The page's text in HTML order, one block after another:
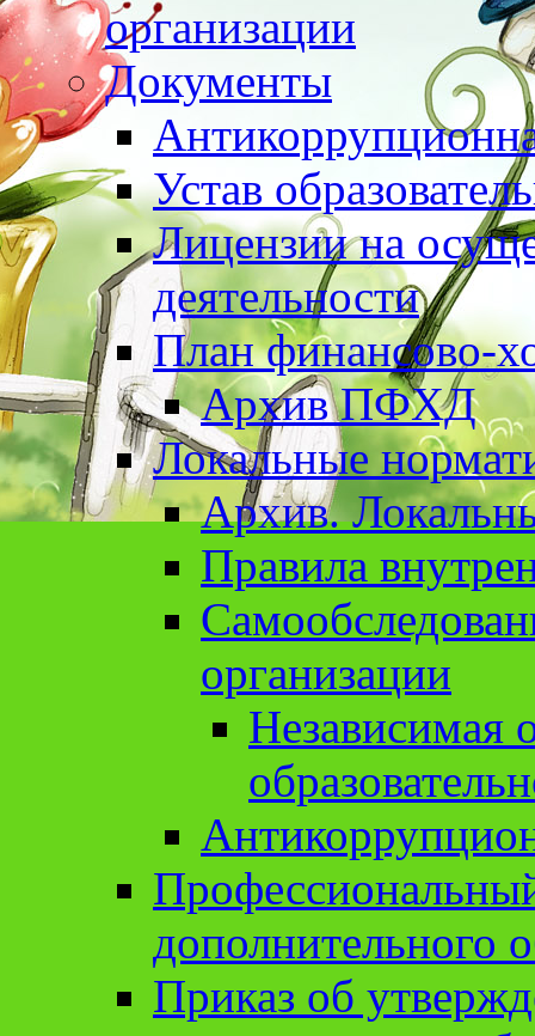
организации
Документы
Устав
Лицензии на
деятельности
План финансово-
Архив ПФХД
Локальные
Архив.
Правила
организации
Независимая
дополнительного
Приказ об